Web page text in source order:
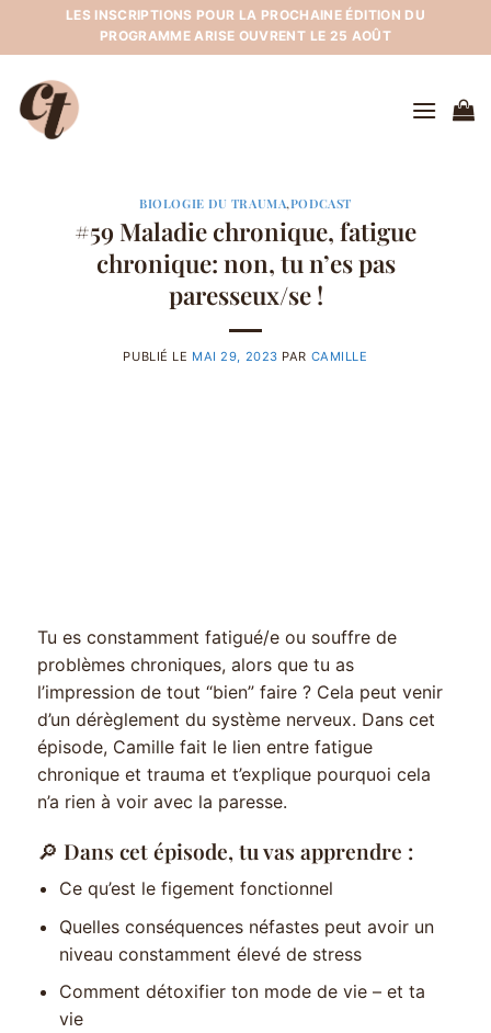
LES INSCRIPTIONS POUR LA PROCHAINE ÉDITION DU
PROGRAMME ARISE OUVRENT LE 25 AOÛT
BIOLOGIE DU TRAUMA,PODCAST
#59 Maladie chronique, fatigue
chronique: non, tu n’es pas
paresseux/se !
PUBLIÉ LE MAI 29, 2023 PAR CAMILLE
Tu es constamment fatigué/e ou souffre de
problèmes chroniques, alors que tu as
l’impression de tout “bien” faire ? Cela peut venir
d’un dérèglement du système nerveux. Dans cet
épisode, Camille fait le lien entre fatigue
chronique et trauma et t’explique pourquoi cela
n’a rien à voir avec la paresse.
🔎 Dans cet épisode, tu vas apprendre :
Ce qu’est le figement fonctionnel
Quelles conséquences néfastes peut avoir un
niveau constamment élevé de stress
Comment détoxifier ton mode de vie – et ta
vie